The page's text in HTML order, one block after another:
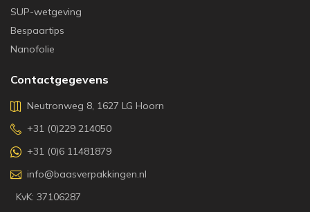
SUP-wetgeving
Bespaartips
Nanofolie
Contactgegevens
Neutronweg 8, 1627 LG Hoorn
+31 (0)229 214050
+31 (0)6 11481879
info@baasverpakkingen.nl
KvK: 37106287